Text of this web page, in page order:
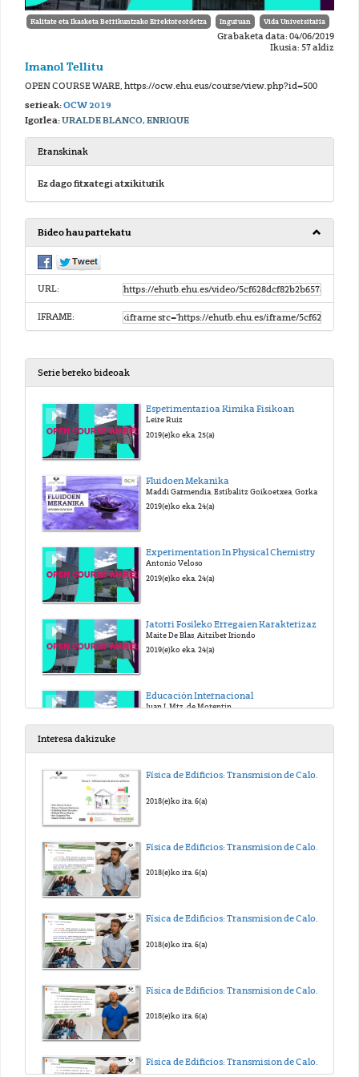
Kalitate eta Ikasketa Berrikuntzako Errektoreordetza Inguruan Vida Universitaria
Grabaketa data: 04/06/2019
Ikusia: 57 aldiz
Imanol Tellitu
OPEN COURSE WARE, https://ocw.ehu.eus/course/view.php?id=500
serieak:OCW 2019
Igorlea:URALDE BLANCO, ENRIQUE
Eranskinak
Ez dago fitxategi atxikiturik
Bideo hau partekatu
URL:
IFRAME:
Serie bereko bideoak
Esperimentazioa Kimika Fisikoan
Leire Ruiz
2019(e)ko eka. 25(a)
Fluidoen Mekanika
2019(e)ko eka. 24(a)
Experimentation In Physical Chemistry
Antonio Veloso
2019(e)ko eka. 24(a)
Maite De Blas, Aitziber Iriondo
2019(e)ko eka. 24(a)
Educación Internacional
Juan I. Mtz. de Morentin
Garikoitz Otazua
Irune Ibarra
Raquel Fuente, Ayesta, Gil, Peña , Royo
Eduardo Malles
Imanol Tellitu
Interesa dakizuke
Física de Edificios: Transmision de Calor y Masa. Tema 5
2018(e)ko ira. 6(a)
2018(e)ko ira. 6(a)
Física de Edificios: Transmision de Calor y Masa. Tema 3
2018(e)ko ira. 6(a)
2018(e)ko ira. 6(a)
Física de Edificios: Transmision de Calor y Masa. Tema 1